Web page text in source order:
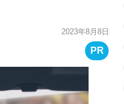
2023年8月8日
PR